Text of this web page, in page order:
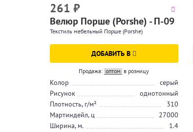
261 ₽
Велюр Порше (Porshe) - П-09
Текстиль мебельный Порше (Porshe)
ДОБАВИТЬ В
Продажа: оптом в розницу
Колор
серый
Рисунок
однотонный
Плотность, г/м²
310
Мартиндейл, ц
27000
Ширина, м.
1.4